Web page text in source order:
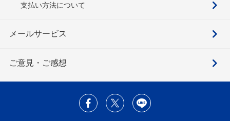
支払い方法について
メールサービス
ご意見・ご感想